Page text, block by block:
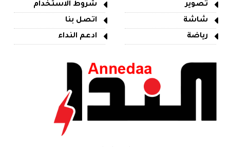
تصوير
شاشة
رياضة
شروط الاستخدام
اتصل بنا
ادعم النداء